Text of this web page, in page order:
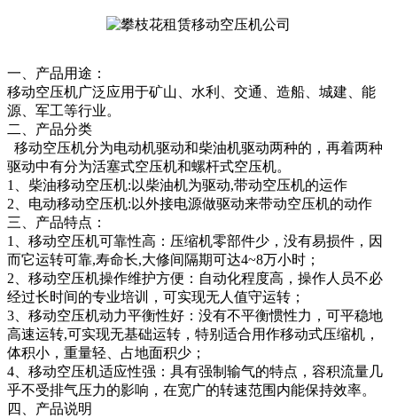
一、产品用途：
移动空压机广泛应用于矿山、水利、交通、造船、城建、能
源、军工等行业。
二、产品分类
移动空压机分为电动机驱动和柴油机驱动两种的，再着两种
驱动中有分为活塞式空压机和螺杆式空压机。
1、柴油移动空压机:以柴油机为驱动,带动空压机的运作
2、电动移动空压机:以外接电源做驱动来带动空压机的动作
三、产品特点：
1、移动空压机可靠性高：压缩机零部件少，没有易损件，因
而它运转可靠,寿命长,大修间隔期可达4~8万小时；
2、移动空压机操作维护方便：自动化程度高，操作人员不必
经过长时间的专业培训，可实现无人值守运转；
3、移动空压机动力平衡性好：没有不平衡惯性力，可平稳地
高速运转,可实现无基础运转，特别适合用作移动式压缩机，
体积小，重量轻、占地面积少；
4、移动空压机适应性强：具有强制输气的特点，容积流量几
乎不受排气压力的影响，在宽广的转速范围内能保持效率。
四、产品说明